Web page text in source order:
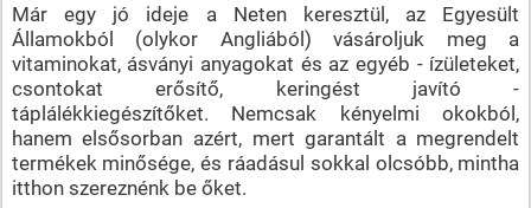
Már egy jó ideje a Neten keresztül, az Egyesült
Államokból (olykor Angliából) vásároljuk meg a
vitaminokat, ásványi anyagokat és az egyéb - ízületeket,
csontokat erősítő, keringést javító -
táplálékkiegészítőket. Nemcsak kényelmi okokból,
hanem elsősorban azért, mert garantált a megrendelt
termékek minősége, és ráadásul sokkal olcsóbb, mintha
itthon szereznénk be őket.